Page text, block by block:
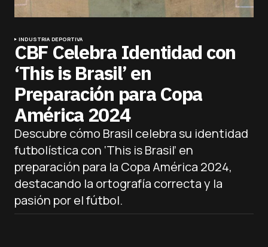
INDUSTRIA DEPORTIVA
CBF Celebra Identidad con
‘This is Brasil’ en
Preparación para Copa
América 2024
Descubre cómo Brasil celebra su identidad
futbolística con ‘This is Brasil’ en
preparación para la Copa América 2024,
destacando la ortografía correcta y la
pasión por el fútbol.